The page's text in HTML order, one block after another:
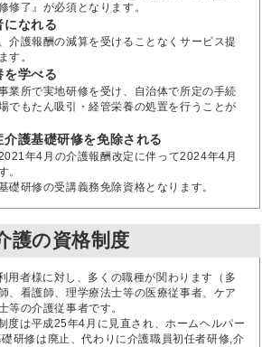
修了』が必須となります。
なれる
介護報酬の減算を受けることなくサービス提
す。
学べる
業所で実地研修を受け、自治体で所定の手続
でもたん吸引・経管栄養の処置を行うことが
護基礎研修を免除される
年4月の介護報酬改定に伴って2024年4月
。
礎研修の受講義務免除資格となります。
護の資格制度
用者様に対し、多くの職種が関わります（多
、看護師、理学療法士等の医療従事者、ケア
等の介護従事者です。
度は平成25年4月に見直され、ホームヘルパー
研修は廃止、代わりに介護職員初任者研修,介